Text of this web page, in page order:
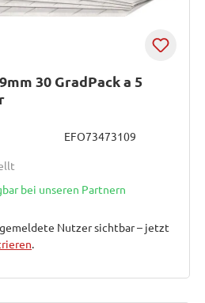
30 GradPack a 5
EFO73473109
bei unseren Partnern
Nutzer sichtbar – jetzt
.